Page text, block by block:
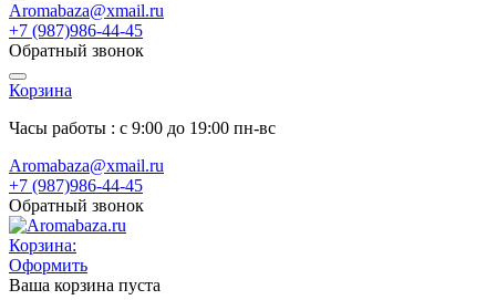
Aromabaza@xmail.ru
+7 (987)986-44-45
Обратный звонок
Корзина
Часы работы : с 9:00 до 19:00 пн-вс
Aromabaza@xmail.ru
+7 (987)986-44-45
Обратный звонок
Корзина:
Оформить
Ваша корзина пуста